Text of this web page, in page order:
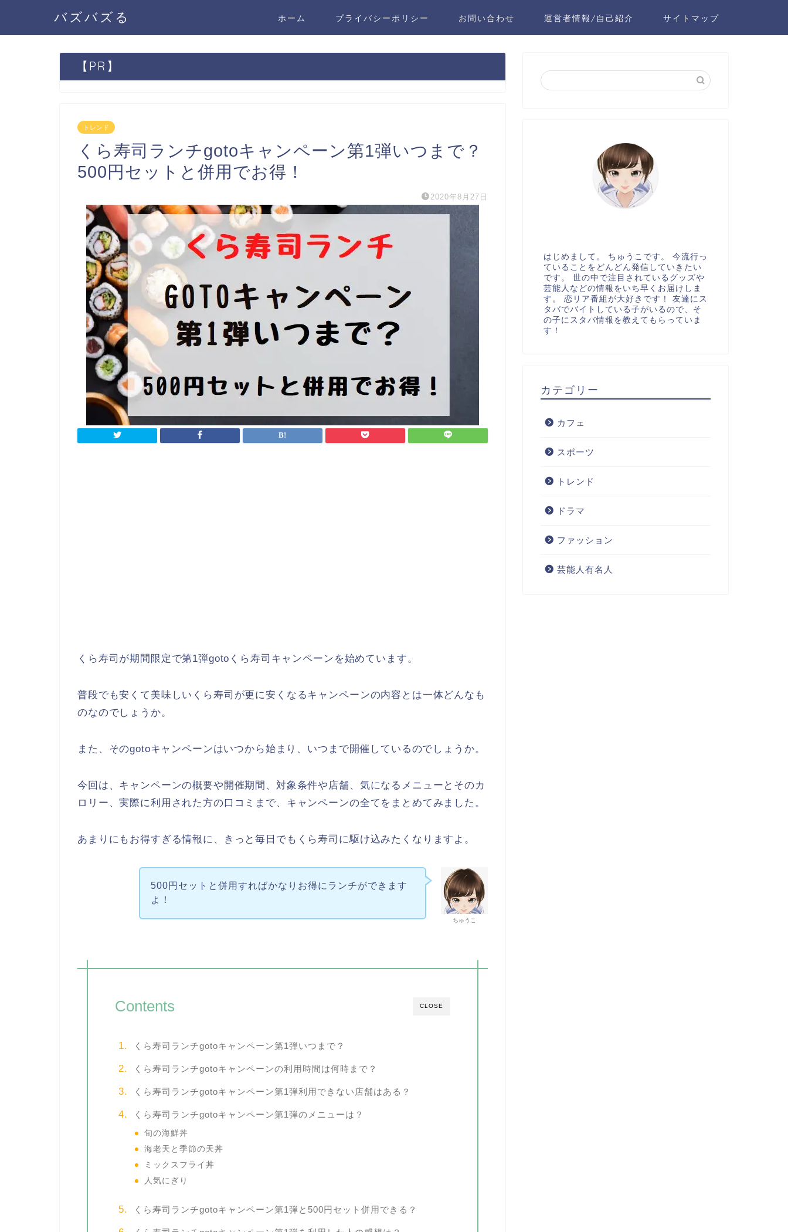
バズバズる ホーム プライバシーポリシー お問い合わせ 運営者情報/自己紹介 サイトマップ
【PR】
トレンド
くら寿司ランチgotoキャンペーン第1弾いつまで？
500円セットと併用でお得！
2020年8月27日
くら寿司が期間限定で第1弾gotoくら寿司キャンペーンを始めています。
普段でも安くて美味しいくら寿司が更に安くなるキャンペーンの内容とは一体どんなも
のなのでしょうか。
また、そのgotoキャンペーンはいつから始まり、いつまで開催しているのでしょうか。
今回は、キャンペーンの概要や開催期間、対象条件や店舗、気になるメニューとそのカ
ロリー、実際に利用された方の口コミまで、キャンペーンの全てをまとめてみました。
あまりにもお得すぎる情報に、きっと毎日でもくら寿司に駆け込みたくなりますよ。
ちゅうこ
500円セットと併用すればかなりお得にランチができます
よ！
CLOSE
Contents
くら寿司ランチgotoキャンペーン第1弾いつまで？
くら寿司ランチgotoキャンペーンの利用時間は何時まで？
くら寿司ランチgotoキャンペーン第1弾利用できない店舗はある？
くら寿司ランチgotoキャンペーン第1弾のメニューは？
旬の海鮮丼
海老天と季節の天丼
ミックスフライ丼
人気にぎり
くら寿司ランチgotoキャンペーン第1弾と500円セット併用できる？
はじめまして。 ちゅうこです。 今流行っ
ていることをどんどん発信していきたい
です。 世の中で注目されているグッズや
芸能人などの情報をいち早くお届けしま
す。 恋リア番組が大好きです！ 友達にス
タバでバイトしている子がいるので、そ
の子にスタバ情報を教えてもらっていま
す！
カテゴリー
カフェ
スポーツ
トレンド
ドラマ
ファッション
芸能人有名人